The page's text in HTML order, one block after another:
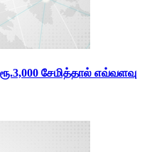
சேமித்தால் எவ்வளவு